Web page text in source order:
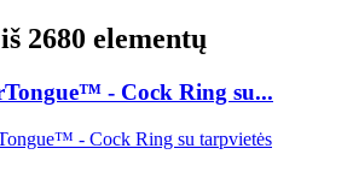
2680 elementų
- Cock Ring su...